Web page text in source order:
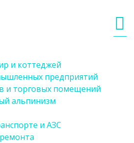
и коттеджей
предприятий
и торговых помещений
альпинизм
и АЗС